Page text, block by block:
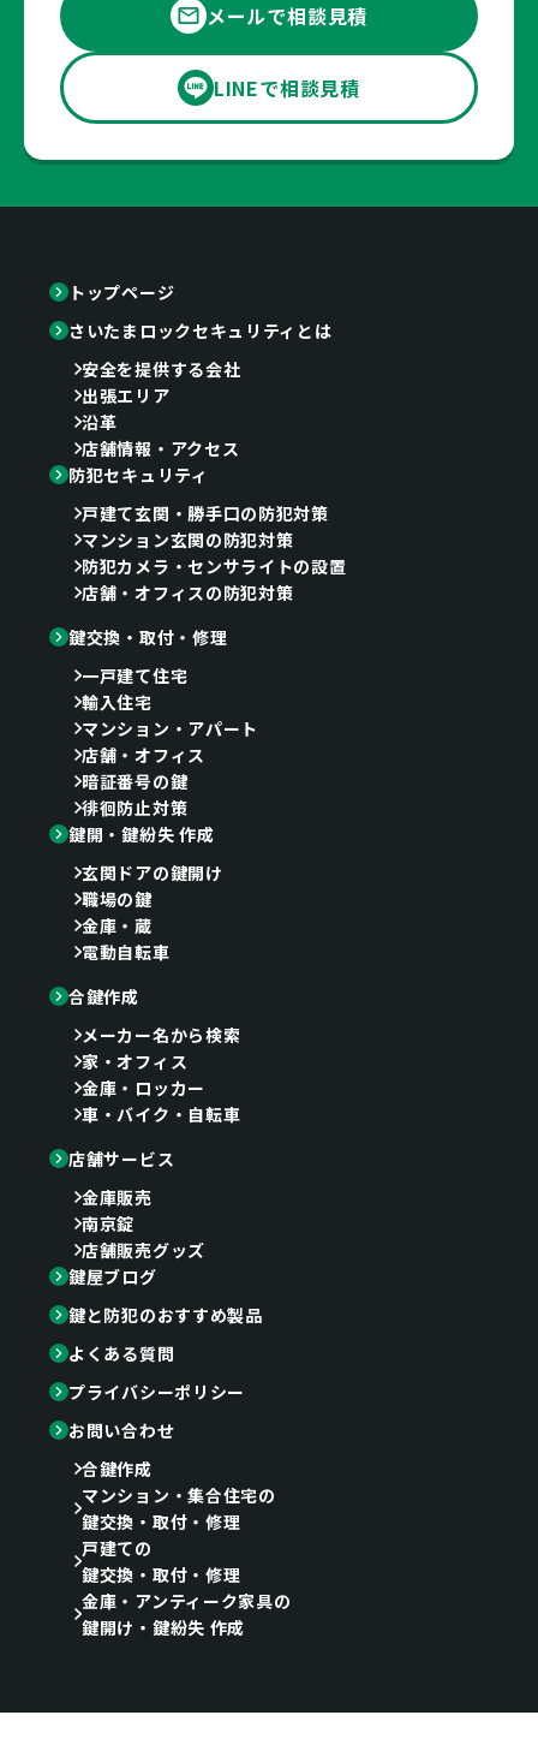
メールで相談見積
LINEで相談見積
トップページ
さいたまロックセキュリティとは
安全を提供する会社
出張エリア
沿革
店舗情報・アクセス
防犯セキュリティ
戸建て玄関・勝手口の防犯対策
マンション玄関の防犯対策
防犯カメラ・センサライトの設置
店舗・オフィスの防犯対策
鍵交換・取付・修理
一戸建て住宅
輸入住宅
マンション・アパート
店舗・オフィス
暗証番号の鍵
徘徊防止対策
鍵開・鍵紛失 作成
玄関ドアの鍵開け
職場の鍵
金庫・蔵
電動自転車
合鍵作成
メーカー名から検索
家・オフィス
金庫・ロッカー
車・バイク・自転車
店舗サービス
金庫販売
南京錠
店舗販売グッズ
鍵屋ブログ
鍵と防犯のおすすめ製品
よくある質問
プライバシーポリシー
お問い合わせ
合鍵作成
マンション・集合住宅の
鍵交換・取付・修理
戸建ての
鍵交換・取付・修理
金庫・アンティーク家具の
鍵開け・鍵紛失 作成